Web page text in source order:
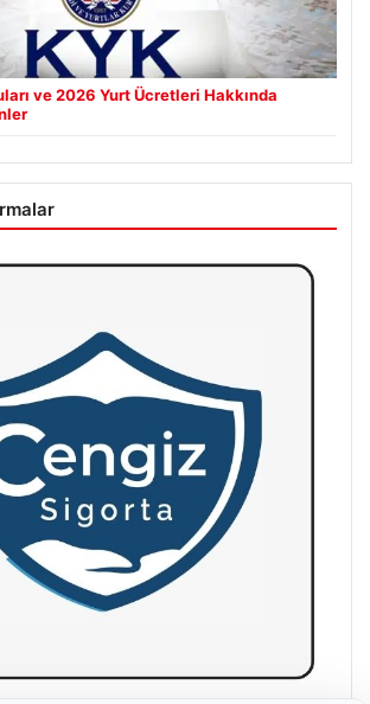
ve 2026 Yurt Ücretleri Hakkında